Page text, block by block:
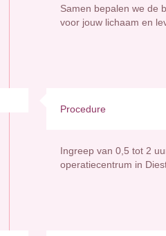
Samen bepalen we de
voor jouw lichaam en
Procedure
Ingreep van 0,5 tot 2
operatiecentrum in